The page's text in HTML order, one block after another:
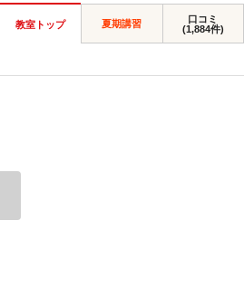
教室トップ 夏期講習
口コミ
(1,884件)